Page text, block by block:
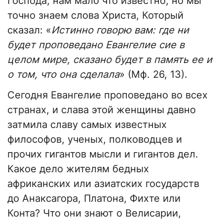
точно знаем слова Христа, Который
сказал: «Истинно говорю вам: где ни
будет проповедано Евангелие сие в
целом мире, сказано будет в память ее и
о том, что она сделала» (Мф. 26, 13).
Сегодня Евангелие проповедано во всех
странах, и слава этой женщины давно
затмила славу самых известных
философов, ученых, полководцев и
прочих гигантов мысли и гигантов дел.
Какое дело жителям бедных
африканских или азиатских государств
до Анаксагора, Платона, Фихте или
Конта? Что они знают о Велисарии,